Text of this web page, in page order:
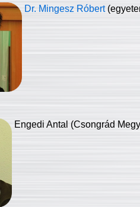
Dr. Mingesz Róbert
Engedi Antal (Csongrád